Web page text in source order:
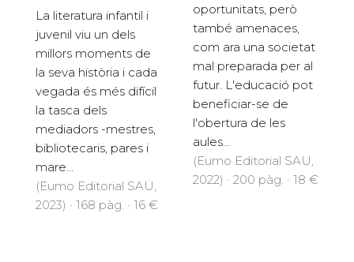
La literatura infantil i
juvenil viu un dels
millors moments de
la seva història i cada
vegada és més difícil
la tasca dels
mediadors -mestres,
bibliotecaris, pares i
mare...
(Eumo Editorial SAU,
2023) · 168 pàg. · 16 €
oportunitats, però
també amenaces,
com ara una societat
mal preparada per al
futur. L'educació pot
beneficiar-se de
l'obertura de les
aules...
(Eumo Editorial SAU,
2022) · 200 pàg. · 18 €